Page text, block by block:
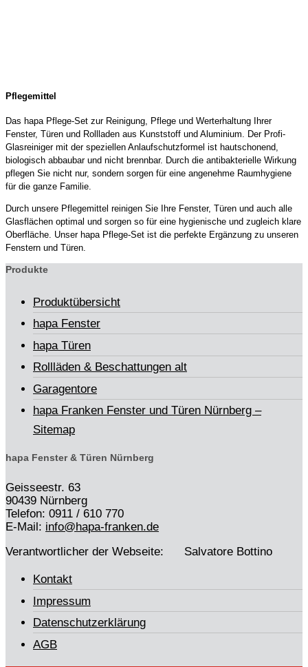
Pflegemittel
Das hapa Pflege-Set zur Reinigung, Pflege und Werterhaltung Ihrer
Fenster, Türen und Rollladen aus Kunststoff und Aluminium. Der Profi-
Glasreiniger mit der speziellen Anlaufschutzformel ist hautschonend,
biologisch abbaubar und nicht brennbar. Durch die antibakterielle Wirkung
pflegen Sie nicht nur, sondern sorgen für eine angenehme Raumhygiene
für die ganze Familie.
Durch unsere Pflegemittel reinigen Sie Ihre Fenster, Türen und auch alle
Glasflächen optimal und sorgen so für eine hygienische und zugleich klare
Oberfläche. Unser hapa Pflege-Set ist die perfekte Ergänzung zu unseren
Fenstern und Türen.
Produkte
Produktübersicht
hapa Fenster
hapa Türen
Rollläden & Beschattungen alt
Garagentore
hapa Franken Fenster und Türen Nürnberg –
Sitemap
hapa Fenster & Türen Nürnberg
Geisseestr. 63
90439 Nürnberg
Telefon: 0911 / 610 770
E-Mail: info@hapa-franken.de
Verantwortlicher der Webseite: Salvatore Bottino
Kontakt
Impressum
Datenschutzerklärung
AGB